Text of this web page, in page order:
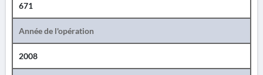
671
Année de l'opération
2008